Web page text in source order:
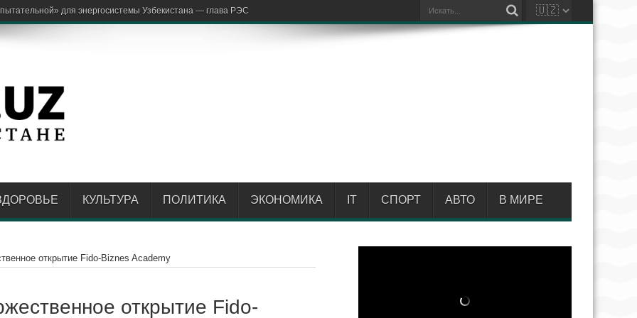
Отаходж
КУЛЬТУРА ПОЛИТИКА ЭКОНОМИКА IT СПОРТ АВТО В МИРЕ
открытие Fido-Biznes Academy
открытие Fido-